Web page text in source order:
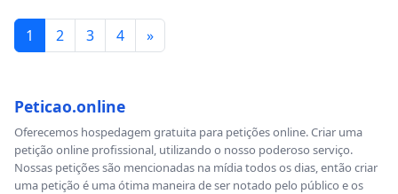
1 2 3 4 »
Peticao.online
Oferecemos hospedagem gratuita para petições online. Criar uma
petição online profissional, utilizando o nosso poderoso serviço.
Nossas petições são mencionadas na mídia todos os dias, então criar
uma petição é uma ótima maneira de ser notado pelo público e os